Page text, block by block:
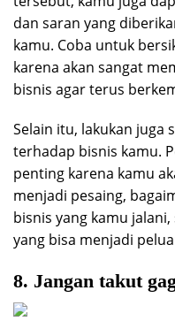
dan saran yang
kamu. Coba untuk
karena akan sangat
bisnis agar terus
Selain itu, lakukan juga
terhadap bisnis kamu.
penting karena kamu
menjadi pesaing,
bisnis yang kamu
yang bisa menjadi
8. Jangan takut